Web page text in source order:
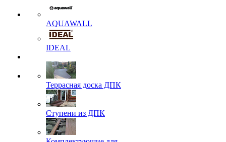
AQUAWALL
IDEAL
Террасная доска ДПК
Ступени из ДПК